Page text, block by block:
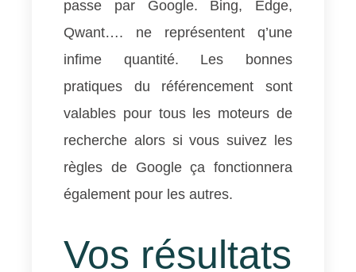
passe par Google. Bing, Edge,
Qwant…. ne représentent q’une
infime quantité. Les bonnes
pratiques du référencement sont
valables pour tous les moteurs de
recherche alors si vous suivez les
règles de Google ça fonctionnera
également pour les autres.
Vos résultats